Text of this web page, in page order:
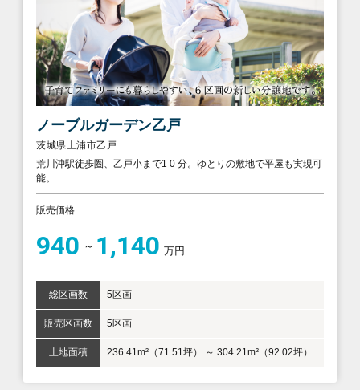
ノーブルガーデン乙戸
茨城県土浦市乙戸
販売価格
940 1,140 万円
荒川沖駅徒歩圏、乙戸小まで1 0 分。ゆとりの敷地で平屋も実現可
能。
総区画数 5区画
販売区画数 5区画
土地面積 236.41m²（71.51坪） ～ 304.21m²（92.02坪）